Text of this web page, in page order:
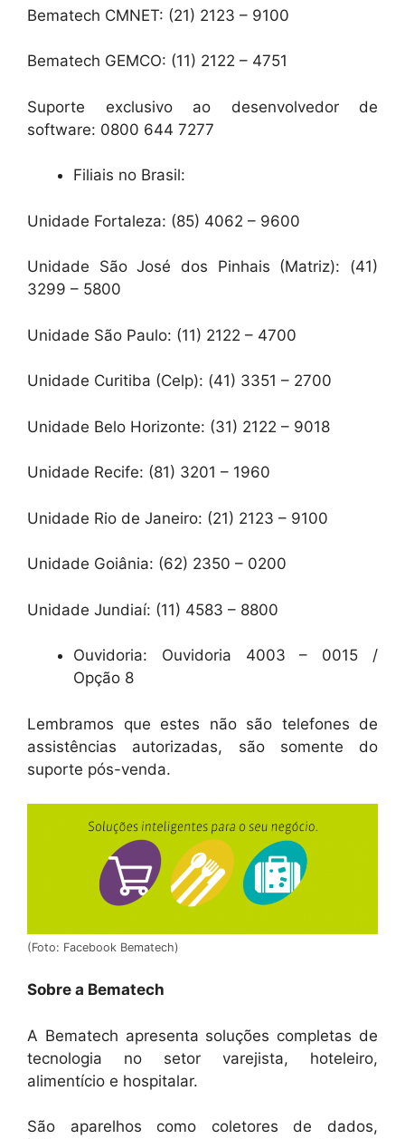
Bematech CMNET: (21) 2123 – 9100
Bematech GEMCO: (11) 2122 – 4751
Suporte exclusivo ao desenvolvedor de
software: 0800 644 7277
Filiais no Brasil:
Unidade Fortaleza: (85) 4062 – 9600
Unidade São José dos Pinhais (Matriz): (41)
3299 – 5800
Unidade São Paulo: (11) 2122 – 4700
Unidade Curitiba (Celp): (41) 3351 – 2700
Unidade Belo Horizonte: (31) 2122 – 9018
Unidade Recife: (81) 3201 – 1960
Unidade Rio de Janeiro: (21) 2123 – 9100
Unidade Goiânia: (62) 2350 – 0200
Unidade Jundiaí: (11) 4583 – 8800
Ouvidoria: Ouvidoria 4003 – 0015 /
Opção 8
Lembramos que estes não são telefones de
assistências autorizadas, são somente do
suporte pós-venda.
(Foto: Facebook Bematech)
Sobre a Bematech
A Bematech apresenta soluções completas de
tecnologia no setor varejista, hoteleiro,
alimentício e hospitalar.
São aparelhos como coletores de dados,